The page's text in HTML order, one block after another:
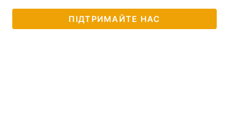
ПІДТРИМАЙТЕ НАС